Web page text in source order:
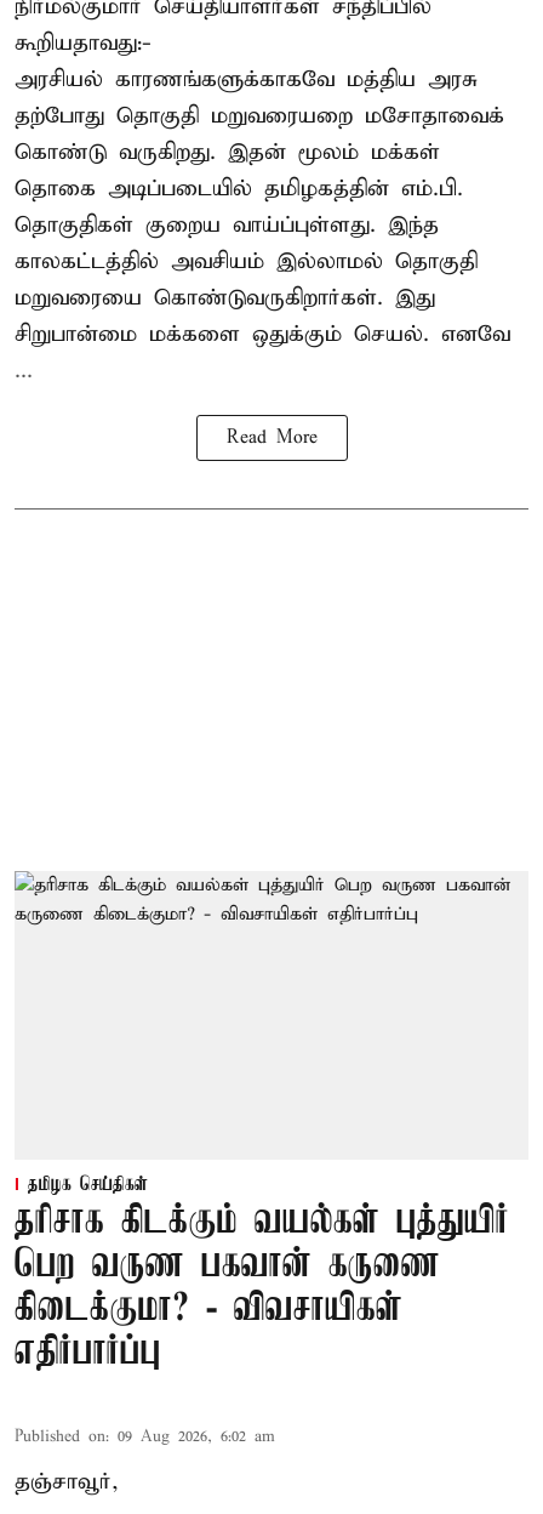
நிர்மல்குமார் செய்தியாளர்கள் சந்திப்பில்
கூறியதாவது:-
அரசியல் காரணங்களுக்காகவே மத்திய அரசு
தற்போது தொகுதி மறுவரையறை மசோதாவைக்
கொண்டு வருகிறது. இதன் மூலம் மக்கள்
தொகை அடிப்படையில் தமிழகத்தின் எம்.பி.
தொகுதிகள் குறைய வாய்ப்புள்ளது. இந்த
காலகட்டத்தில் அவசியம் இல்லாமல் தொகுதி
மறுவரையை கொண்டுவருகிறார்கள். இது
சிறுபான்மை மக்களை ஒதுக்கும் செயல். எனவே
...
Read More
தமிழக செய்திகள்
தரிசாக கிடக்கும் வயல்கள் புத்துயிர்
பெற வருண பகவான் கருணை
கிடைக்குமா? - விவசாயிகள்
எதிர்பார்ப்பு
Published on: 09 Aug 2026, 6:02 am
தஞ்சாவூர்,